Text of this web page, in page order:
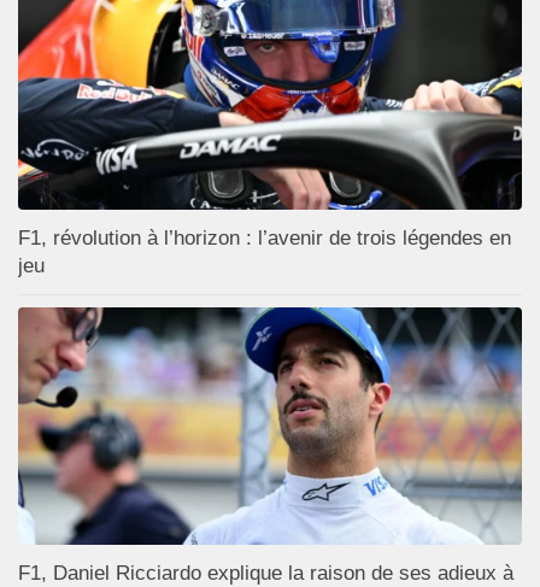
F1, révolution à l’horizon : l’avenir de trois légendes en
jeu
F1, Daniel Ricciardo explique la raison de ses adieux à